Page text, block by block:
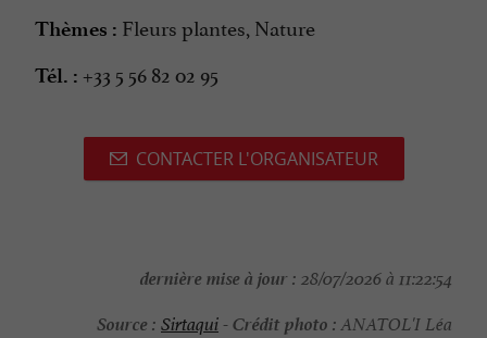
Thèmes : Fleurs plantes, Nature
Tél. : +33 5 56 82 02 95
CONTACTER L'ORGANISATEUR
dernière mise à jour : 28/07/2026 à 11:22:54
Source : Sirtaqui-Crédit photo :ANATOL'I Léa